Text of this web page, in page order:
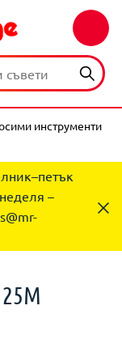
инструменти
–